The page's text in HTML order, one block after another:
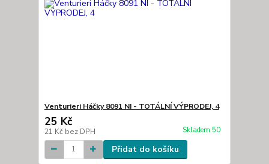
Venturieri Háčky 8091 NI - TOTÁLNÍ VÝPRODEJ, 4
25 Kč
21 Kč bez DPH Skladem 50
Přidat do košíku